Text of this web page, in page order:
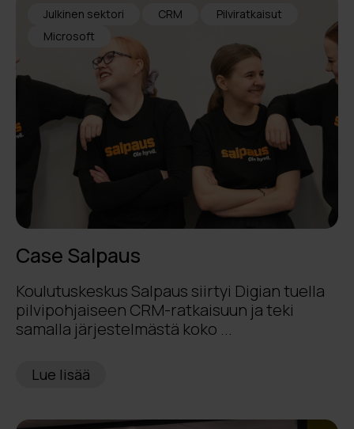
Julkinen sektori CRM
Pilviratkaisut
Microsoft
Case Salpaus
Koulutuskeskus Salpaus siirtyi Digian tuella
pilvipohjaiseen CRM-ratkaisuun ja teki
samalla järjestelmästä koko ...
Lue lisää